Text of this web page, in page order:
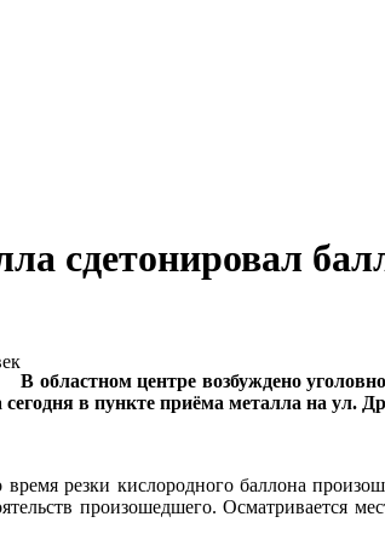
сдетонировал
В областном центре возбуждено
в пункте приёма металла на ул.
резки кислородного баллона
произошедшего. Осматривается